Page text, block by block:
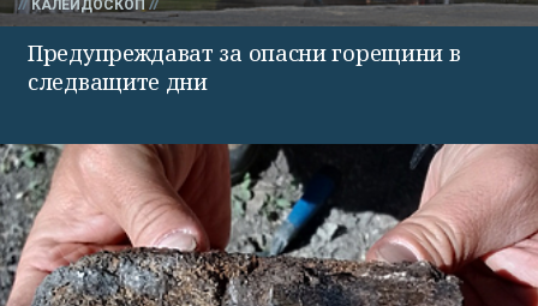
КАЛЕЙДОСКОП
Предупреждават за опасни горещини в
следващите дни